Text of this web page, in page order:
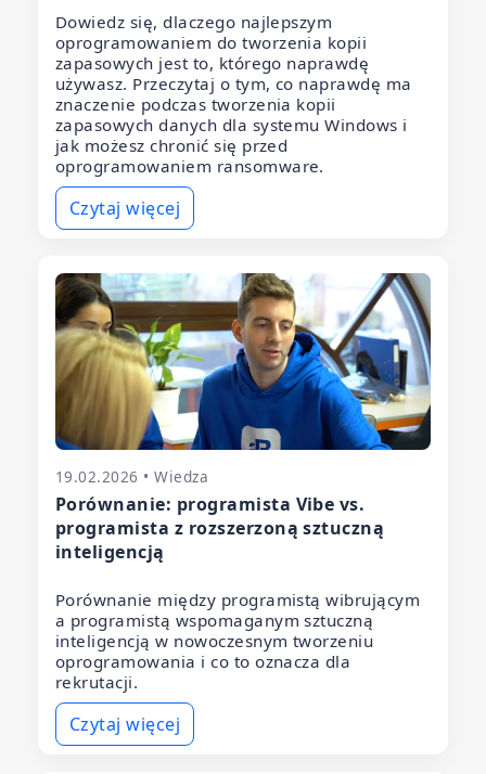
Dowiedz się, dlaczego najlepszym
oprogramowaniem do tworzenia kopii
zapasowych jest to, którego naprawdę
używasz. Przeczytaj o tym, co naprawdę ma
znaczenie podczas tworzenia kopii
zapasowych danych dla systemu Windows i
jak możesz chronić się przed
oprogramowaniem ransomware.
Czytaj więcej
19.02.2026 • Wiedza
Porównanie: programista Vibe vs.
programista z rozszerzoną sztuczną
inteligencją
Porównanie między programistą wibrującym
a programistą wspomaganym sztuczną
inteligencją w nowoczesnym tworzeniu
oprogramowania i co to oznacza dla
rekrutacji.
Czytaj więcej